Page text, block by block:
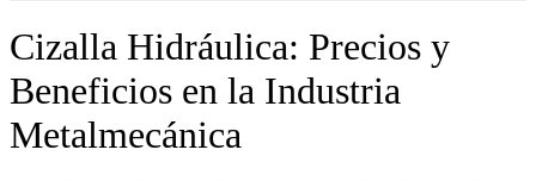
Cizalla Hidráulica: Precios y
Beneficios en la Industria
Metalmecánica